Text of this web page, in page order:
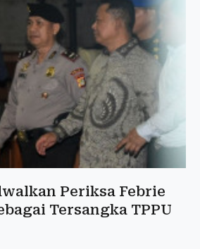
Periksa Febrie
Tersangka TPPU